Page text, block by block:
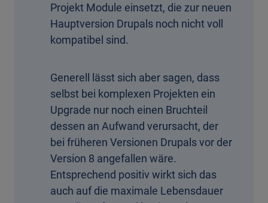
Projekt Module einsetzt, die zur neuen
Hauptversion Drupals noch nicht voll
kompatibel sind.
Generell lässt sich aber sagen, dass
selbst bei komplexen Projekten ein
Upgrade nur noch einen Bruchteil
dessen an Aufwand verursacht, der
bei früheren Versionen Drupals vor der
Version 8 angefallen wäre.
Entsprechend positiv wirkt sich das
auch auf die maximale Lebensdauer